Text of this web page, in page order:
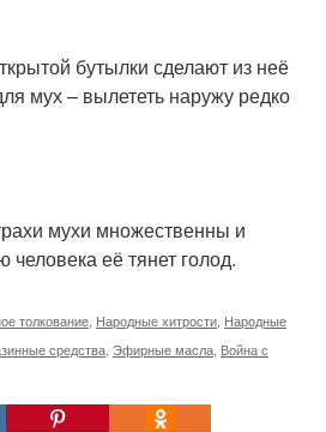
бутылки сделают из неё
мух – вылететь наружу редко
мухи множественны и
её тянет голод.
толкование Народные хитрости Народные
средства Эфирные масла Война с